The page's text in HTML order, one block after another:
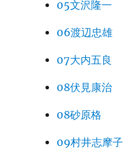
05文沢隆一
06渡辺忠雄
07大内五良
08伏見康治
08砂原格
09村井志摩子